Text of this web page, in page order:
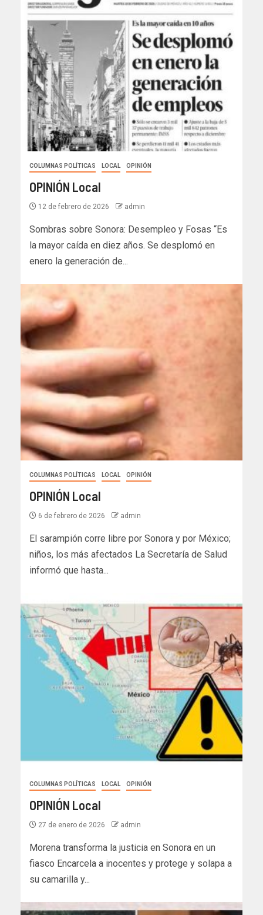
COLUMNAS POLÍTICAS LOCAL OPINIÓN
OPINIÓN Local
12 de febrero de 2026 admin
Sombras sobre Sonora: Desempleo y Fosas “Es
la mayor caída en diez años. Se desplomó en
enero la generación de...
COLUMNAS POLÍTICAS LOCAL OPINIÓN
OPINIÓN Local
6 de febrero de 2026 admin
El sarampión corre libre por Sonora y por México;
niños, los más afectados La Secretaría de Salud
informó que hasta...
COLUMNAS POLÍTICAS LOCAL OPINIÓN
OPINIÓN Local
27 de enero de 2026 admin
Morena transforma la justicia en Sonora en un
fiasco Encarcela a inocentes y protege y solapa a
su camarilla y...